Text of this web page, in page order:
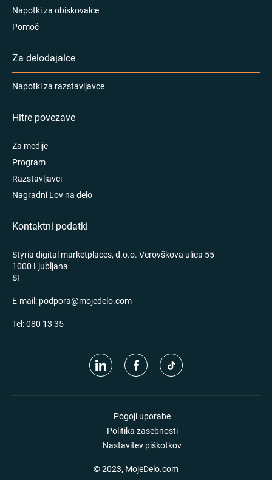
Napotki za obiskovalce
Pomoč
Za delodajalce
Napotki za razstavljavce
Hitre povezave
Za medije
Program
Razstavljavci
Nagradni Lov na delo
Kontaktni podatki
Styria digital marketplaces, d.o.o. Verovškova ulica 55
1000 Ljubljana
SI
E-mail: podpora@mojedelo.com
Tel:080 13 35
Pogoji uporabe
Politika zasebnosti
Nastavitev piškotkov
© 2023, MojeDelo.com